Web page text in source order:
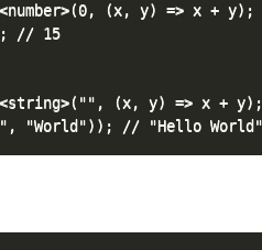
(x, y) => x + y);
// 15
(x, y) => x + y);